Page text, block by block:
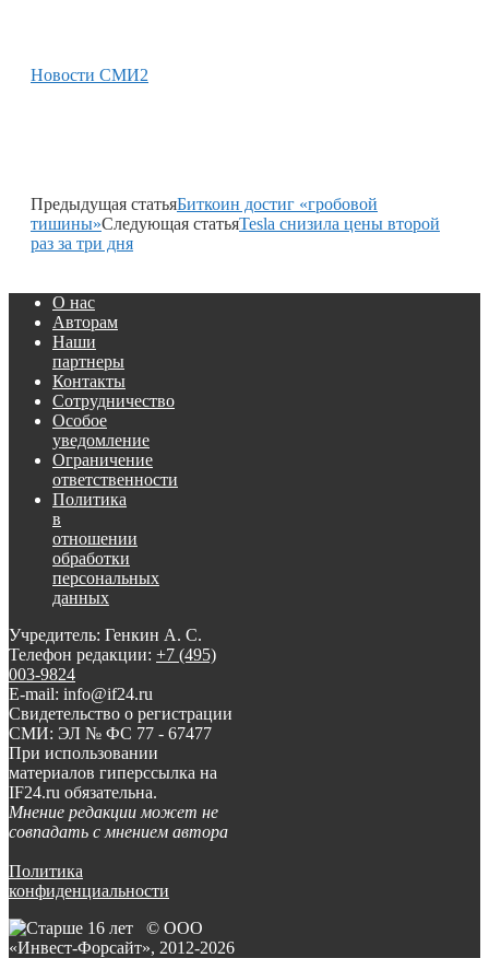
Новости СМИ2
Предыдущая статьяБиткоин достиг «гробовой
тишины»Следующая статьяTesla снизила цены второй
раз за три дня
О нас
Авторам
Наши
партнеры
Контакты
Сотрудничество
Особое
уведомление
Ограничение
ответственности
Политика
в
отношении
обработки
персональных
данных
Учредитель: Генкин А. С.
Телефон редакции: +7 (495)
003-9824
E-mail: info@if24.ru
Свидетельство о регистрации
СМИ: ЭЛ № ФС 77 - 67477
При использовании
материалов гиперссылка на
IF24.ru обязательна.
Мнение редакции может не
совпадать с мнением автора
Политика
конфиденциальности
© ООО
«Инвест-Форсайт», 2012-2026